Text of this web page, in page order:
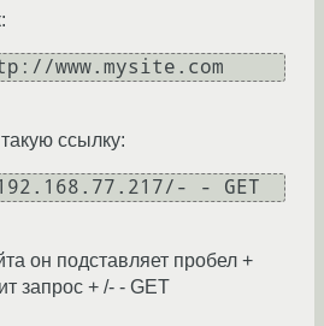
www.mysite.com
ссылку:
- GET
он подставляет пробел +
запрос + /- - GET